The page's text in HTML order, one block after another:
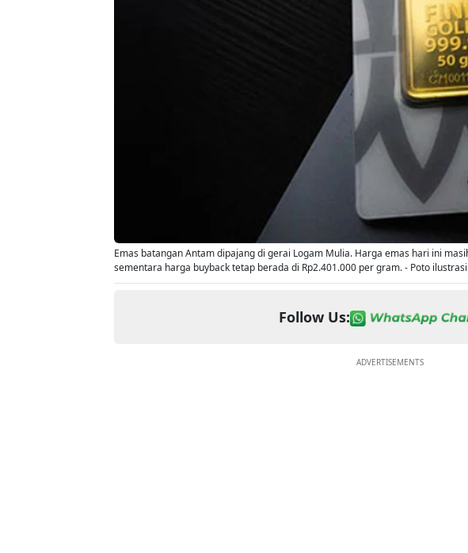
Emas batangan Antam dipajang di gerai Logam Mulia. Harga emas hari ini
sementara harga buyback tetap berada di Rp2.401.000 per gram. - Poto ilustrasi
Follow Us:
ADVERTISEMENTS